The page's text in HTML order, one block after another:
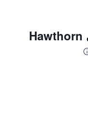
المزايا ووسائل الراحة في Hawthorn